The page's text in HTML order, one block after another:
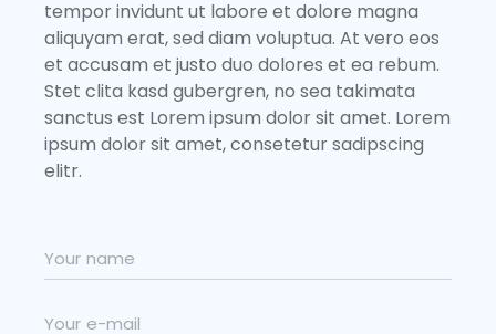
tempor invidunt ut labore et dolore magna
aliquyam erat, sed diam voluptua. At vero eos
et accusam et justo duo dolores et ea rebum.
Stet clita kasd gubergren, no sea takimata
sanctus est Lorem ipsum dolor sit amet. Lorem
ipsum dolor sit amet, consetetur sadipscing
elitr.